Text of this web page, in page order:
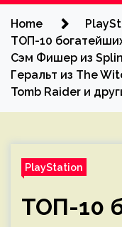
Home
ТОП-10
Сэм Фишер из
Геральт из The
Tomb Raider и
PlayStation
ТОП-10